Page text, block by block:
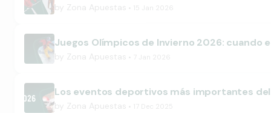
by Zona Apuestas 15 Jan 2026
Juegos Olímpicos de Invierno 2026: cuando
by Zona Apuestas 7 Jan 2026
Los eventos deportivos más importantes
by Zona Apuestas 17 Dec 2025